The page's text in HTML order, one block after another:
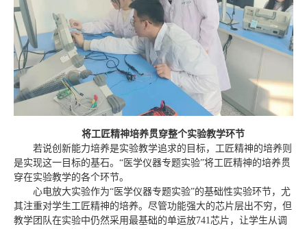
将工匠精神培养贯穿整个实验教学环节
若说创新能力培养是实验教学追求的目标，工匠精神的培养则
是实现这一目标的基石。“医学仪器专题实验”将工匠精神的培养贯
穿在实验教学的各个环节。
心电放大实验作为“医学仪器专题实验”的基础性实验环节，尤
其注重对学生工匠精神的培养。尽管功能强大的芯片层出不穷，但
教学团队在实验中仍然采用最基础的单运放741芯片，让学生从调